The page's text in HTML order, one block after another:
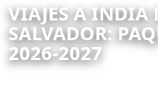
VIAJES A INDIA
SALVADOR:
2026-2027